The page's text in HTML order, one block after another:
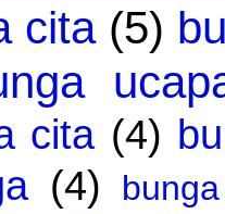
cita (5)
cita (4)
(4)